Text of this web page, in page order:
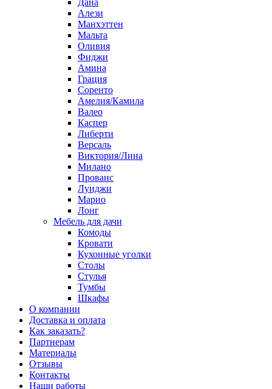
Дана
Алези
Манхэттен
Мальта
Оливия
Фиджи
Амина
Грация
Соренто
Амелия/Камила
Валео
Каспер
Либерти
Версаль
Виктория/Лина
Милано
Прованс
Луиджи
Марио
Лонг
Мебель для дачи
Комоды
Кровати
Кухонные уголки
Столы
Стулья
Тумбы
Шкафы
О компании
Доставка и оплата
Как заказать?
Партнерам
Материалы
Отзывы
Контакты
Наши работы